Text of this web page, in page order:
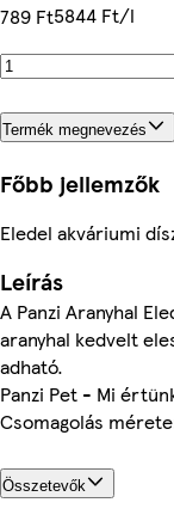
789 Ft5844 Ft/l
Termék megnevezés
Főbb jellemzők
Eledel akváriumi
Leírás
A Panzi Aranyhal
aranyhal kedvelt
adható.
Panzi Pet - Mi
Csomagolás
Összetevők